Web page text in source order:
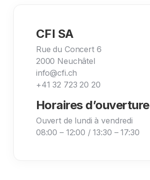
CFI SA
Rue du Concert 6
2000 Neuchâtel
info@cfi.ch
+41 32 723 20 20
Horaires d’ouverture
Ouvert de lundi à vendredi
08:00 – 12:00 / 13:30 – 17:30